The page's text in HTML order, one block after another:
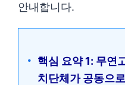
안내합니다.
핵심 요약 1: 무연
치단체가 공동으